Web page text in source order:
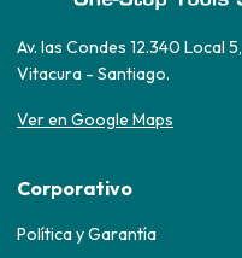
Av. las Condes 12.340 Local 5,
Vitacura - Santiago.
Ver en Google Maps
Corporativo
Política y Garantía